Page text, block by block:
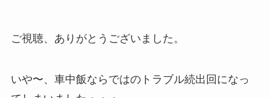
ご視聴、ありがとうございました。
いや〜、車中飯ならではのトラブル続出回になっ